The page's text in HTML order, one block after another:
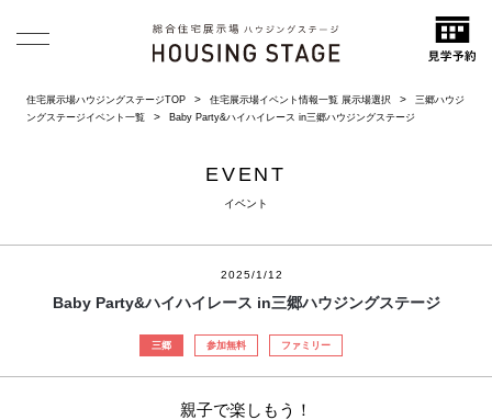
住宅展示場ハウジングステージTOP 住宅展示場イベント情報一覧 展示場選択
三郷ハウジ
ングステージイベント一覧
Baby Party&ハイハイレース in三郷ハウジングステージ
EVENT
イベント
2025/1/12
Baby Party&ハイハイレース in三郷ハウジングステージ
三郷 参加無料 ファミリー
親子で楽しもう！